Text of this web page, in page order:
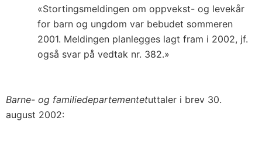
«Stortingsmeldingen om oppvekst- og levekår
for barn og ungdom var bebudet sommeren
2001. Meldingen planlegges lagt fram i 2002, jf.
også svar på vedtak nr. 382.»
Barne- og familiedepartementetuttaler i brev 30.
august 2002: